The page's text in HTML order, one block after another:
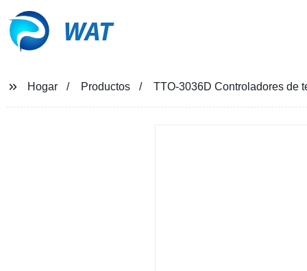
WAT
Hogar Productos TTO-3036D Controladores de